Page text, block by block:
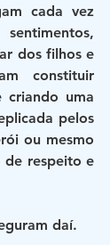
cada vez
dos filhos e
constituir
criando uma
pelos
ou mesmo
de respeito e
daí.